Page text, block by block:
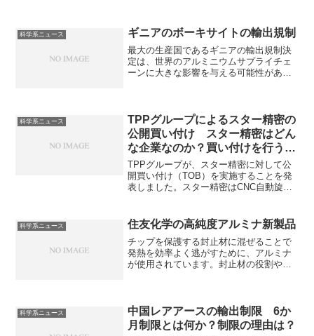
科学系ニュース ギニアのボーキサイトの輸出規制
最大の生産国であるギニアの輸出規制決
定は、世界のアルミニウムサプライチェ
ーンに大きな影響を与える可能性があり
科学系ニュース
TPPグループによるスター精密の
公開買い付け スター精密はどん
な企業なのか？買い付けを行う理
由は何か？
TPPグループが、スター精密に対して公
開買い付け（TOB）を実施することを発
表しました。スター精密はCNC自動旋盤
何か、買い付けを行う理由はなにかを知
ることができます。
科学系ニュース 住友化学の高純度アルミナ新製品
チップを保護する封止材に混ぜることで
発熱を効率よく逃がすために、アルミナ
が使用されています。封止材の役割や新
科学系ニュース
中国レアアースの輸出制限 6か
月制限とは何か？制限の理由は？